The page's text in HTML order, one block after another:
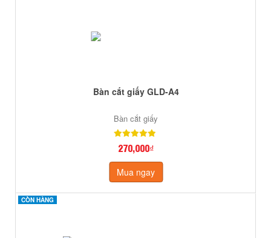
Bàn cắt giấy GLD-A4
Bàn cắt giấy
270,000₫
Mua ngay
CÒN HÀNG
CÒN HÀNG